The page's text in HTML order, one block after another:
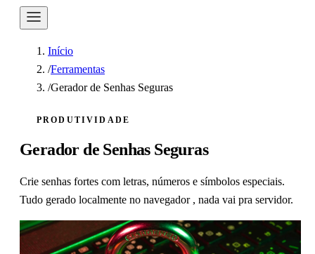
Início
/Ferramentas
/Gerador de Senhas Seguras
PRODUTIVIDADE
Gerador de Senhas Seguras
Crie senhas fortes com letras, números e símbolos especiais.
Tudo gerado localmente no navegador , nada vai pra servidor.